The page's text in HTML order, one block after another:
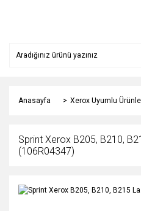
Anasayfa Xerox Uyumlu
Sprint Xerox B205, B210,
(106R04347)